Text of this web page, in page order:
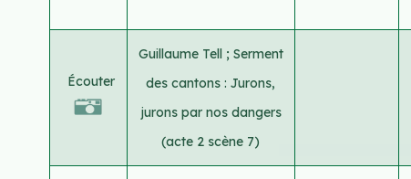
Écouter
Guillaume Tell ; Serment
des cantons : Jurons,
jurons par nos dangers
(acte 2 scène 7)